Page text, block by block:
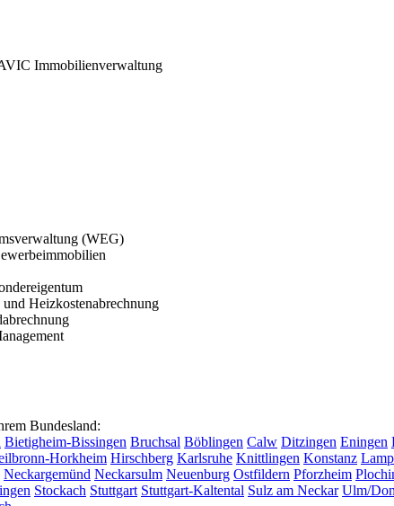
(WEG)
Heizkostenabrechnung
Bundesland:
Bietigheim-Bissingen Bruchsal Böblingen Calw Ditzingen Eningen
Horkheim Hirschberg Karlsruhe Knittlingen Konstanz
Neckargemünd Neckarsulm Neuenburg Ostfildern Pforzheim
Stockach Stuttgart Stuttgart-Kaltental Sulz am Neckar Ulm/